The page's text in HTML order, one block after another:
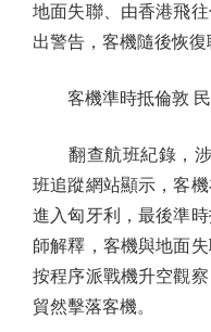
地面失聯、由香港飛
出警告，客機隨後恢復
客機準時抵倫敦 民
翻查航班紀錄，涉
班追蹤網站顯示，客
進入匈牙利，最後準
師解釋，客機與地面
按程序派戰機升空觀
貿然擊落客機。